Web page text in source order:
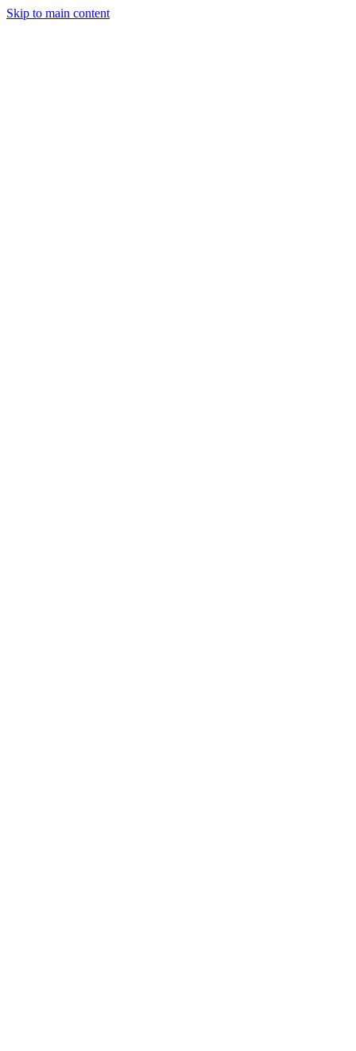
Skip to main content